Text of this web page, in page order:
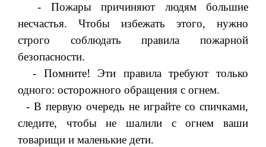
- Пожары причиняют людям большие
несчастья. Чтобы избежать этого, нужно
строго соблюдать правила пожарной
безопасности.
- Помните! Эти правила требуют только
одного: осторожного обращения с огнем.
- В первую очередь не играйте со спичками,
следите, чтобы не шалили с огнем ваши
товарищи и маленькие дети.